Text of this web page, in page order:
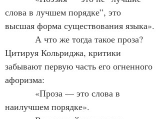
слова в лучшем порядке”, это
высшая форма существования языка».
Цитируя Кольриджа, критики
забывают первую часть его огненного
афоризма:
наилучшем порядке».